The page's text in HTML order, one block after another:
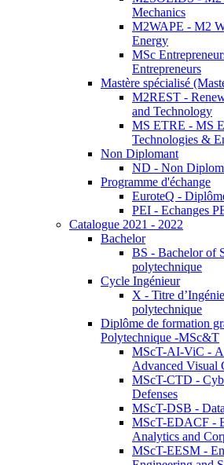
Mechanics
M2WAPE - M2
Energy
MSc
Entrepreneurs
Mastère spécialisé
M2REST -
and Technology
MS ETRE - MS
Technologies &
Non Diplomant
ND - Non
Programme d'échange
EuroteQ -
PEI - Echanges
Catalogue 2021 - 2022
Bachelor
BS - Bachelor of
polytechnique
Cycle Ingénieur
X - Titre
polytechnique
Diplôme de formation
Polytechnique -MSc&T
MScT-AI-ViC -
Advanced Visual
MScT-CTD -
Defenses
MScT-DSB -
MScT-EDACF -
Analytics and
MScT-EESM -